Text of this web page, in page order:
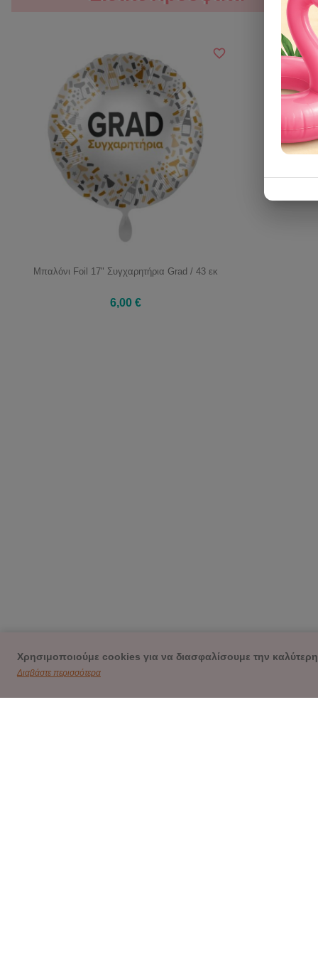
Μπαλόνι Foil 17" Συγχαρητήρια Grad / 43 εκ
6,00 €
Χρησιμοποιούμε cookies για να διασφαλίσουμε την
Διαβάστε περισσότερα